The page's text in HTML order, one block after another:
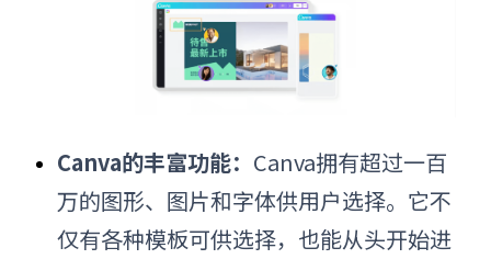
Canva的丰富功能： Canva拥有超过一百
万的图形、图片和字体供用户选择。它不
仅有各种模板可供选择，也能从头开始进